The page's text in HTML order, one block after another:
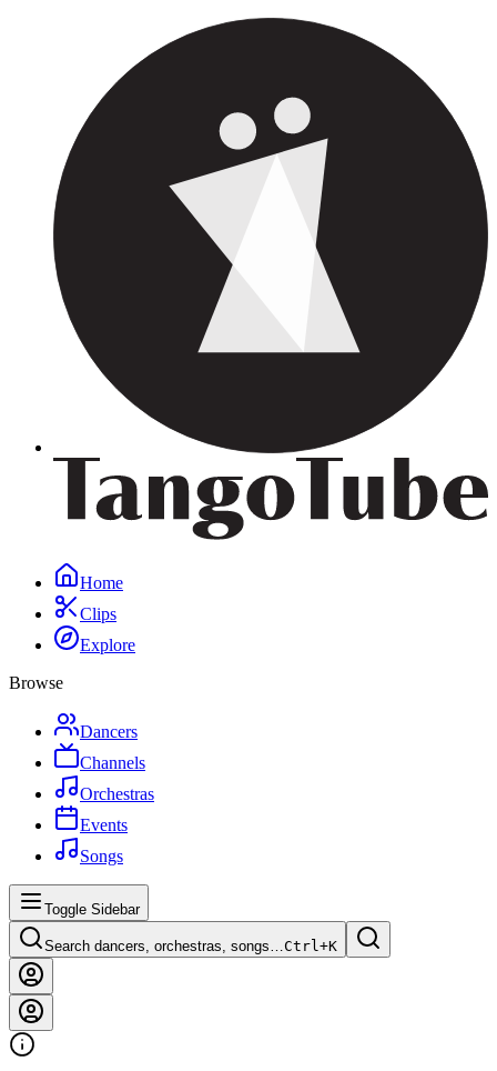
Home
Clips
Explore
Browse
Dancers
Channels
Orchestras
Events
Songs
Toggle Sidebar
Search dancers, orchestras, songs…Ctrl+K